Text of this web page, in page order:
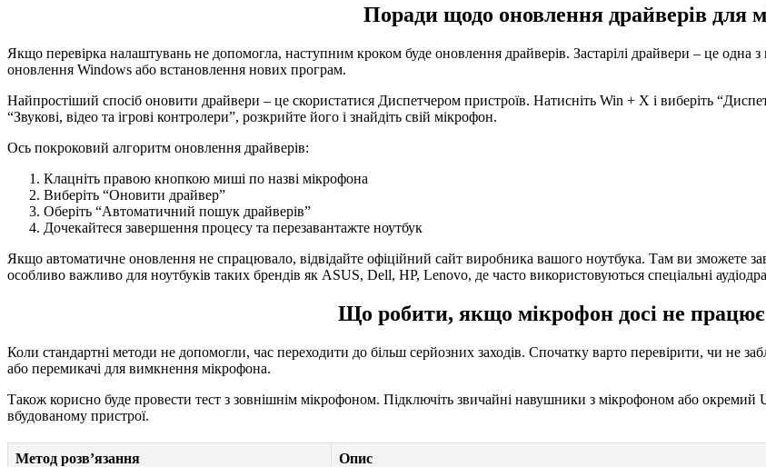
Поради щодо оновлення драйверів для
Якщо перевірка налаштувань не допомогла, наступним кроком буде оновлення драйверів. Застарілі драйвери – це
оновлення Windows або встановлення нових програм.
Найпростіший спосіб оновити драйвери – це скористатися Диспетчером пристроїв. Натисніть Win + X і виберіть
“Звукові, відео та ігрові контролери”, розкрийте його і знайдіть свій мікрофон.
Ось покроковий алгоритм оновлення драйверів:
Клацніть правою кнопкою миші по назві мікрофона
Виберіть “Оновити драйвер”
Оберіть “Автоматичний пошук драйверів”
Дочекайтеся завершення процесу та перезавантажте ноутбук
Якщо автоматичне оновлення не спрацювало, відвідайте офіційний сайт виробника вашого ноутбука. Там ви зможете
особливо важливо для ноутбуків таких брендів як ASUS, Dell, HP, Lenovo, де часто використовуються спеціальні
Що робити, якщо мікрофон досі не працює
Коли стандартні методи не допомогли, час переходити до більш серйозних заходів. Спочатку варто перевірити, чи не
або перемикачі для вимкнення мікрофона.
Також корисно буде провести тест з зовнішнім мікрофоном. Підключіть звичайні навушники з мікрофоном або
вбудованому пристрої.
Метод розв’язання Опис